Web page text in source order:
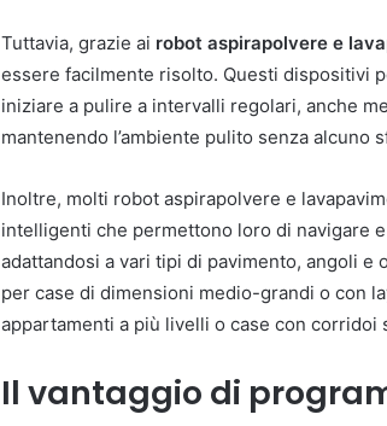
Tuttavia, grazie ai robot aspirapolvere e
essere facilmente risolto. Questi dispositivi
iniziare a pulire a intervalli regolari, anche
mantenendo l’ambiente pulito senza alcuno
Inoltre, molti robot aspirapolvere e
intelligenti che permettono loro di navigare
adattandosi a vari tipi di pavimento, angoli e
per case di dimensioni medio-grandi o con
appartamenti a più livelli o case con corridoi
Il vantaggio di